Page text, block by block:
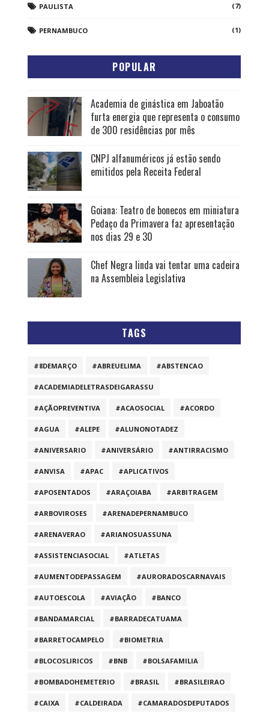
PAULISTA (7)
PERNAMBUCO (1)
POPULAR
Academia de ginástica em Jaboatão
furta energia que representa o consumo
de 300 residências por mês
CNPJ alfanuméricos já estão sendo
emitidos pela Receita Federal
Goiana: Teatro de bonecos em miniatura
Pedaço da Primavera faz apresentação
nos dias 29 e 30
Chef Negra linda vai tentar uma cadeira
na Assembleia Legislativa
TAGS
#8DEMARÇO #ABREUELIMA #ABSTENCAO
#ACADEMIADELETRASDEIGARASSU
#AÇÃOPREVENTIVA #ACAOSOCIAL #ACORDO
#AGUA #ALEPE #ALUNONOTADEZ
#ANIVERSARIO #ANIVERSÁRIO #ANTIRRACISMO
#ANVISA #APAC #APLICATIVOS
#APOSENTADOS #ARAÇOIABA #ARBITRAGEM
#ARBOVIROSES #ARENADEPERNAMBUCO
#ARENAVERAO #ARIANOSUASSUNA
#ASSISTENCIASOCIAL #ATLETAS
#AUMENTODEPASSAGEM #AURORADOSCARNAVAIS
#AUTOESCOLA #AVIAÇÃO #BANCO
#BANDAMARCIAL #BARRADECATUAMA
#BARRETOCAMPELO #BIOMETRIA
#BLOCOSLIRICOS #BNB #BOLSAFAMILIA
#BOMBADOHEMETERIO #BRASIL #BRASILEIRAO
#CAIXA #CALDEIRADA #CAMARADOSDEPUTADOS